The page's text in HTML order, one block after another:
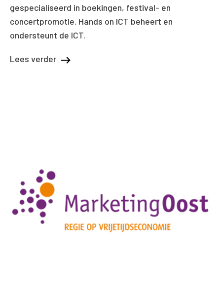
gespecialiseerd in boekingen, festival- en
concertpromotie. Hands on ICT beheert en
ondersteunt de ICT.
Lees verder